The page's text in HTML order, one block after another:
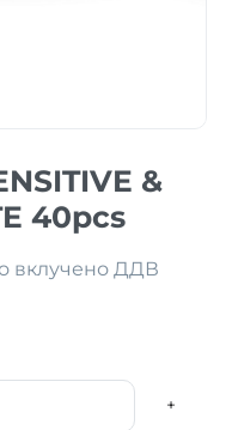
&
40pcs
вклучено ДДВ
+